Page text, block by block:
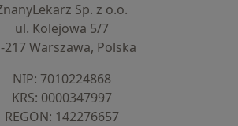
Sp. z o.o.
ul. Kolejowa 5/7
217 Warszawa, Polska
NIP: ⁠7010224868
KRS: ⁠0000347997
REGON: ⁠142276657